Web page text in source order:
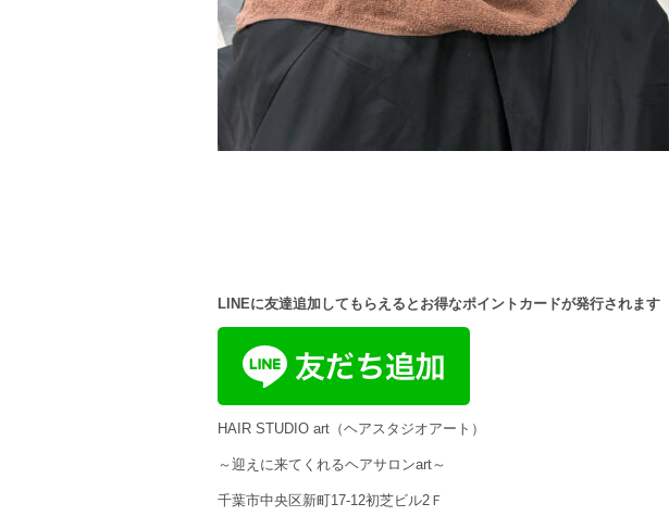
LINEに友達追加してもらえるとお得なポイントカードが発行されます
HAIR STUDIO art（ヘアスタジオアート）
～迎えに来てくれるヘアサロンart～
千葉市中央区新町17-12初芝ビル2Ｆ